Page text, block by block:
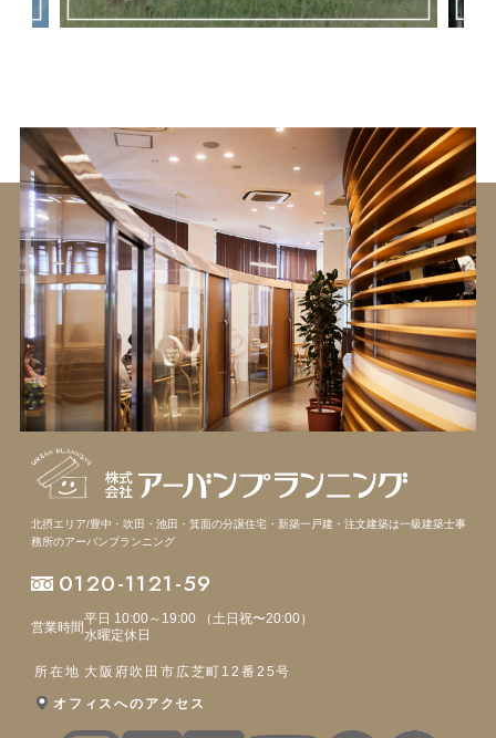
北摂エリア/豊中・吹田・池田・箕面の分譲住宅・新築一戸建・注文建築は一級建築士事
務所のアーバンプランニング
0120-1121-59
営業時間
平日 10:00～19:00 （土日祝〜20:00）
水曜定休日
所在地 大阪府吹田市広芝町12番25号
オフィスへのアクセス